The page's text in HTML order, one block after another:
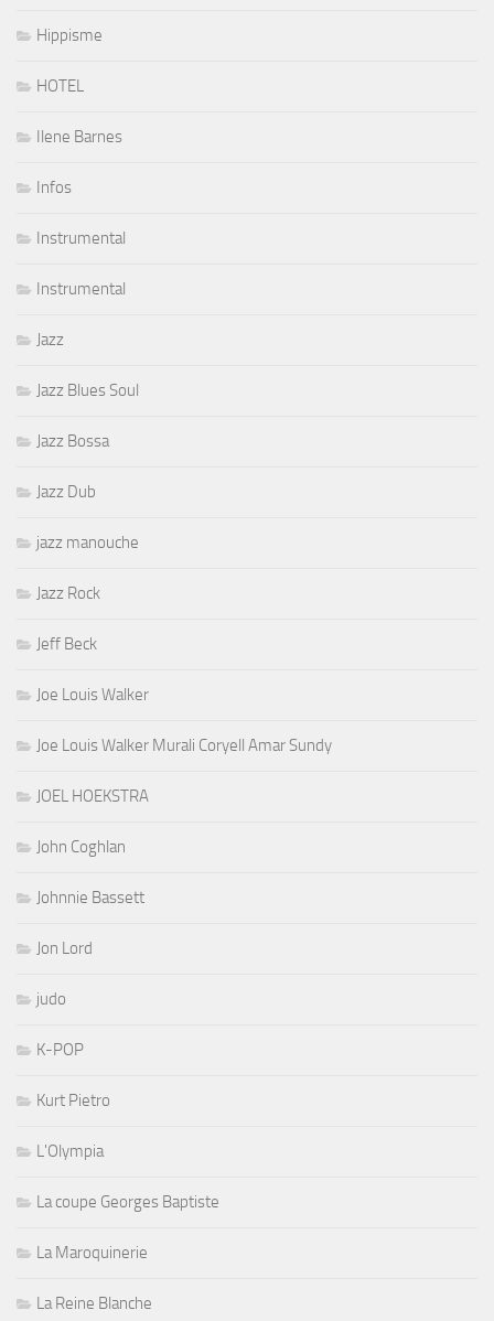
Hippisme
HOTEL
Ilene Barnes
Infos
Instrumental
Instrumental
Jazz
Jazz Blues Soul
Jazz Bossa
Jazz Dub
jazz manouche
Jazz Rock
Jeff Beck
Joe Louis Walker
Joe Louis Walker Murali Coryell Amar Sundy
JOEL HOEKSTRA
John Coghlan
Johnnie Bassett
Jon Lord
judo
K-POP
Kurt Pietro
L'Olympia
La coupe Georges Baptiste
La Maroquinerie
La Reine Blanche